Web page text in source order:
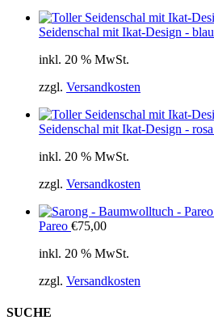
Seidenschal mit Ikat-Design - blau
inkl. 20 % MwSt.
zzgl. Versandkosten
Seidenschal mit Ikat-Design - rosa
inkl. 20 % MwSt.
zzgl. Versandkosten
Pareo €75,00
inkl. 20 % MwSt.
zzgl. Versandkosten
SUCHE